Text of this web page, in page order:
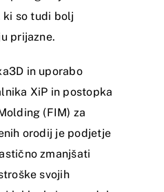
ki so tudi bolj
prijazne.
in uporabo
XiP in postopka
(FIM) za
orodij je podjetje
zmanjšati
svojih